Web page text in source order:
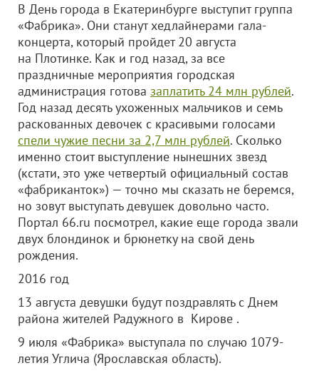
В День города в Екатеринбурге выступит группа
«Фабрика». Они станут хедлайнерами гала-
концерта, который пройдет 20 августа
на Плотинке. Как и год назад, за все
праздничные мероприятия городская
администрация готова заплатить 24 млн рублей.
Год назад десять ухоженных мальчиков и семь
раскованных девочек с красивыми голосами
спели чужие песни за 2,7 млн рублей. Сколько
именно стоит выступление нынешних звезд
(кстати, это уже четвертый официальный состав
«фабриканток») — точно мы сказать не беремся,
но зовут выступать девушек довольно часто.
Портал 66.ru посмотрел, какие еще города звали
двух блондинок и брюнетку на свой день
рождения.
2016 год
13 августа девушки будут поздравлять с Днем
района жителей Радужного в Кирове .
9 июля «Фабрика» выступала по случаю 1079-
летия Углича (Ярославская область).